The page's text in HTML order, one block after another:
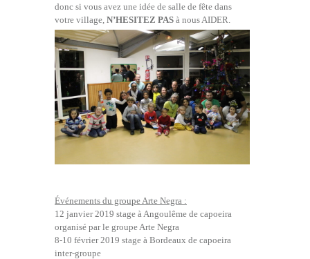
donc si vous avez une idée de salle de fête dans
votre village, N’HESITEZ PAS à nous AIDER.
Événements du groupe Arte Negra :
12 janvier 2019 stage à Angoulême de capoeira
organisé par le groupe Arte Negra
8-10 février 2019 stage à Bordeaux de capoeira
inter-groupe